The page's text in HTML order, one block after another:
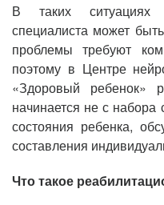
В таких ситуациях
специалиста может
проблемы требуют
поэтому в Центре
«Здоровый ребенок»
начинается не с набора
состояния ребенка,
составления
Что такое